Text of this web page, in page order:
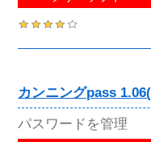
カンニングpass
パスワードを管理